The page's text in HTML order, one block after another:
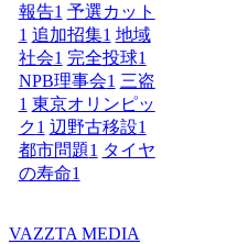
報告1 予選カット
1 追加招集1 地域
社会1 完全投球1
NPB理事会1 三盗
1 東京オリンピッ
ク1 辺野古移設1
都市問題1 タイヤ
の寿命1
VAZZTA MEDIA